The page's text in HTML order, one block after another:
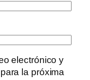
electrónico y
la próxima